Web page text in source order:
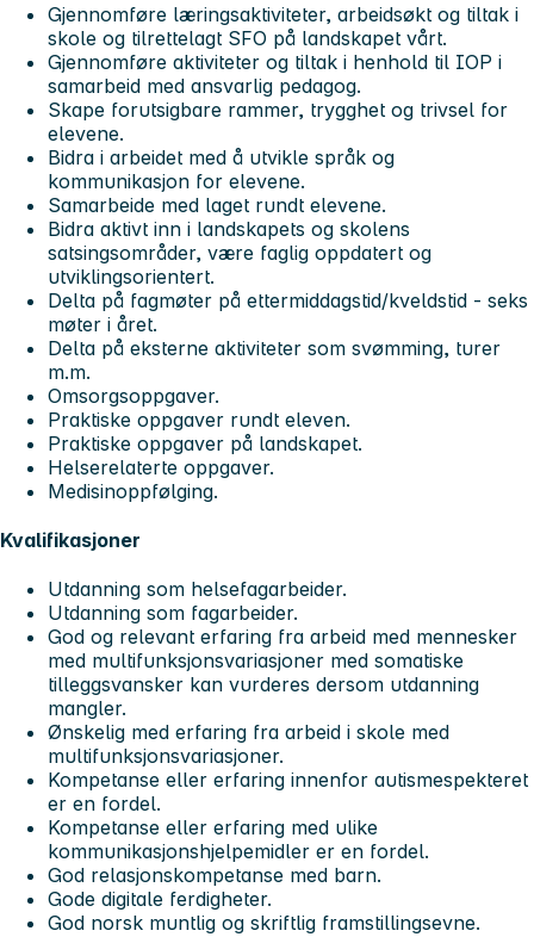
Gjennomføre læringsaktiviteter, arbeidsøkt og tiltak i
skole og tilrettelagt SFO på landskapet vårt.
Gjennomføre aktiviteter og tiltak i henhold til IOP i
samarbeid med ansvarlig pedagog.
Skape forutsigbare rammer, trygghet og trivsel for
elevene.
Bidra i arbeidet med å utvikle språk og
kommunikasjon for elevene.
Samarbeide med laget rundt elevene.
Bidra aktivt inn i landskapets og skolens
satsingsområder, være faglig oppdatert og
utviklingsorientert.
Delta på fagmøter på ettermiddagstid/kveldstid - seks
møter i året.
Delta på eksterne aktiviteter som svømming, turer
m.m.
Omsorgsoppgaver.
Praktiske oppgaver rundt eleven.
Praktiske oppgaver på landskapet.
Helserelaterte oppgaver.
Medisinoppfølging.
Kvalifikasjoner
Utdanning som helsefagarbeider.
Utdanning som fagarbeider.
God og relevant erfaring fra arbeid med mennesker
med multifunksjonsvariasjoner med somatiske
tilleggsvansker kan vurderes dersom utdanning
mangler.
Ønskelig med erfaring fra arbeid i skole med
multifunksjonsvariasjoner.
Kompetanse eller erfaring innenfor autismespekteret
er en fordel.
Kompetanse eller erfaring med ulike
kommunikasjonshjelpemidler er en fordel.
God relasjonskompetanse med barn.
Gode digitale ferdigheter.
God norsk muntlig og skriftlig framstillingsevne.